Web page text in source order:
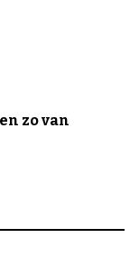
zo van